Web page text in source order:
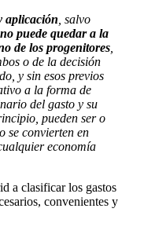
aplicación , salvo
no puede quedar a la
de los progenitores
o de la decisión
y sin esos previos
a la forma de
del gasto y su
pueden ser o
se convierten en
economía
a clasificar los gastos
convenientes y